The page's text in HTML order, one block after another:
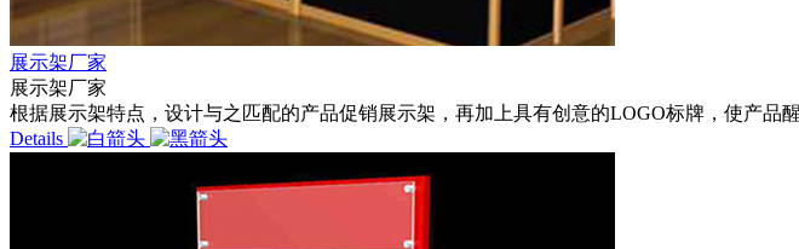
展示架厂家
展示架厂家
根据展示架特点，设计与之匹配的产品促销展示架，再加上具有创意的LOGO标牌，使产
Details